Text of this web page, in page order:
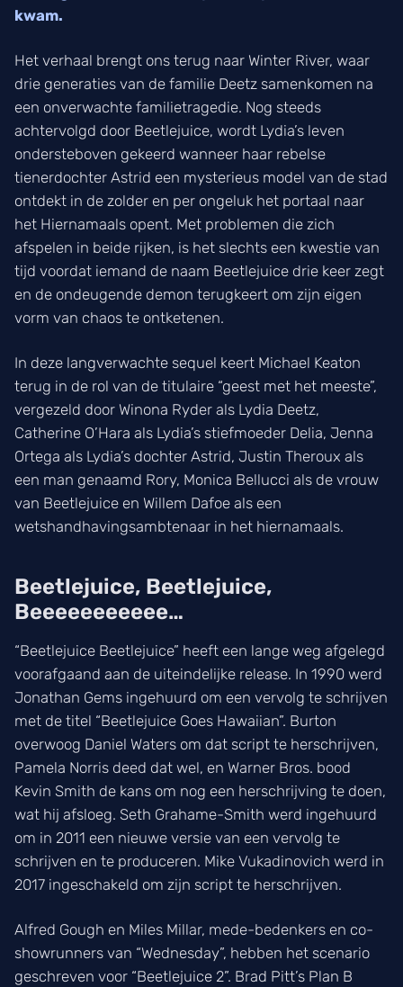
kwam.
Het verhaal brengt ons terug naar Winter River, waar
drie generaties van de familie Deetz samenkomen na
een onverwachte familietragedie. Nog steeds
achtervolgd door Beetlejuice, wordt Lydia’s leven
ondersteboven gekeerd wanneer haar rebelse
tienerdochter Astrid een mysterieus model van de stad
ontdekt in de zolder en per ongeluk het portaal naar
het Hiernamaals opent. Met problemen die zich
afspelen in beide rijken, is het slechts een kwestie van
tijd voordat iemand de naam Beetlejuice drie keer zegt
en de ondeugende demon terugkeert om zijn eigen
vorm van chaos te ontketenen.
In deze langverwachte sequel keert Michael Keaton
terug in de rol van de titulaire “geest met het meeste”,
vergezeld door Winona Ryder als Lydia Deetz,
Catherine O’Hara als Lydia’s stiefmoeder Delia, Jenna
Ortega als Lydia’s dochter Astrid, Justin Theroux als
een man genaamd Rory, Monica Bellucci als de vrouw
van Beetlejuice en Willem Dafoe als een
wetshandhavingsambtenaar in het hiernamaals.
Beetlejuice, Beetlejuice,
Beeeeeeeeeee…
“Beetlejuice Beetlejuice” heeft een lange weg afgelegd
voorafgaand aan de uiteindelijke release. In 1990 werd
Jonathan Gems ingehuurd om een vervolg te schrijven
met de titel “Beetlejuice Goes Hawaiian”. Burton
overwoog Daniel Waters om dat script te herschrijven,
Pamela Norris deed dat wel, en Warner Bros. bood
Kevin Smith de kans om nog een herschrijving te doen,
wat hij afsloeg. Seth Grahame-Smith werd ingehuurd
om in 2011 een nieuwe versie van een vervolg te
schrijven en te produceren. Mike Vukadinovich werd in
2017 ingeschakeld om zijn script te herschrijven.
Alfred Gough en Miles Millar, mede-bedenkers en co-
showrunners van “Wednesday”, hebben het scenario
geschreven voor “Beetlejuice 2”. Brad Pitt’s Plan B